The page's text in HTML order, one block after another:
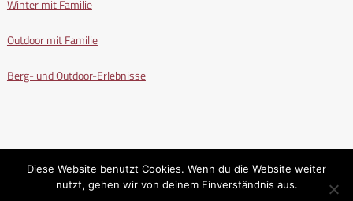
Winter mit Familie
Outdoor mit Familie
Berg- und Outdoor-Erlebnisse
Wandern mit Familie |Editorial byMysteryThemes.
Diese Website benutzt Cookies. Wenn du die Website weiter
nutzt, gehen wir von deinem Einverständnis aus.